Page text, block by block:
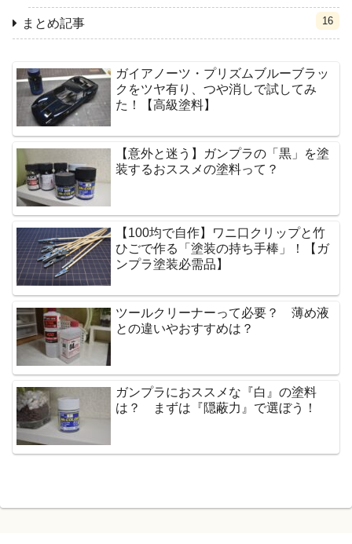
まとめ記事 16
ガイアノーツ・プリズムブルーブラッ
クをツヤ有り、つや消しで試してみ
た！【高級塗料】
【意外と迷う】ガンプラの「黒」を塗
装するおススメの塗料って？
【100均で自作】ワニ口クリップと竹
ひごで作る「塗装の持ち手棒」！【ガ
ンプラ塗装必需品】
ツールクリーナーって必要？ 薄め液
との違いやおすすめは？
ガンプラにおススメな『白』の塗料
は？ まずは『隠蔽力』で選ぼう！